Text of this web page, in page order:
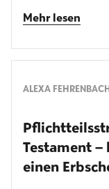
Mehr lesen
ALEXA
Testament
einen